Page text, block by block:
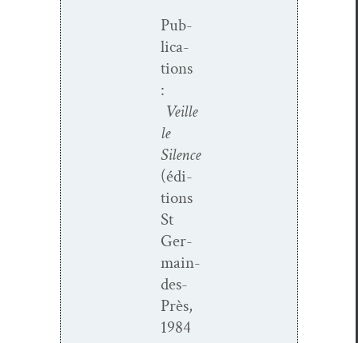
Pub­
li­ca­
tions
:
Veille
le
Silence
(édi­
tions
St
Ger­­
main-
des-
Près,
1984